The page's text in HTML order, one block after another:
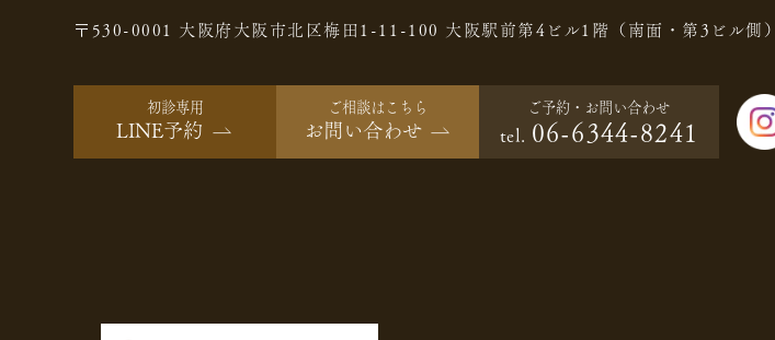
〒530-0001 大阪府大阪市北区梅田1-11-100 大阪駅前第4ビル1階（南面・第3ビル側）
初診専用
LINE予約
ご相談はこちら
お問い合わせ
ご予約・ お問い合わせ
tel. 06-6344-8241